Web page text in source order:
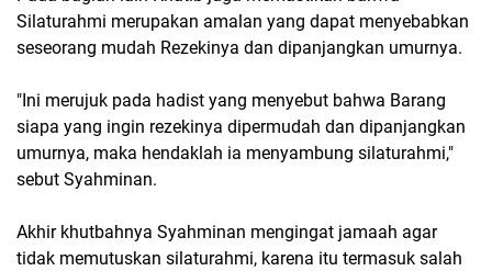
Silaturahmi merupakan amalan yang dapat menyebabkan
seseorang mudah Rezekinya dan dipanjangkan umurnya.
"Ini merujuk pada hadist yang menyebut bahwa Barang
siapa yang ingin rezekinya dipermudah dan dipanjangkan
umurnya, maka hendaklah ia menyambung silaturahmi,"
sebut Syahminan.
Akhir khutbahnya Syahminan mengingat jamaah agar
tidak memutuskan silaturahmi, karena itu termasuk salah